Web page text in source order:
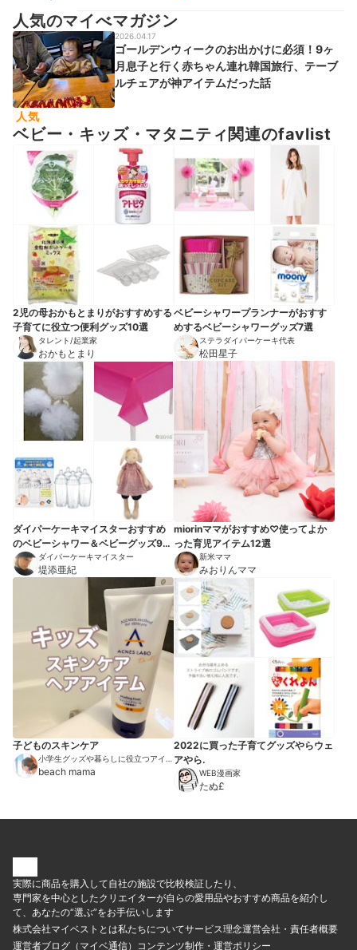
人気のマイべマガジン
2026.04.17
ゴールデンウィークのお出かけに必須！9ヶ
月息子と行く赤ちゃん連れ韓国旅行、テーブ
ルチェアが神アイテムだった話
人気
ベビー・キッズ・マタニティ関連のfavlist
2児の母おかもとまりがおすすめする
子育てに役立つ便利グッズ10選
タレント/起業家
おかもとまり
ベビーシャワープランナーがおすす
めするベビーシャワーグッズ7選
ステラダイパーケーキ代表
松田星子
ダイパーケーキマイスターおすすめ
のベビーシャワー＆ベビーグッズ9選
【プレゼントにも】
ダイパーケーキマイスター
堤添亜紀
miorinママがおすすめ♡使ってよか
った育児アイテム12選
新米ママ
みおりんママ
子どものスキンケア
小学生グッズや暮らしに役立つアイテ
ムを紹介
beach mama
2022に買った子育てグッズやらウェ
アやら.
WEB漫画家
たぬ£
実際に商品を購入して自社の施設で比較検証したり、
専門家を中心としたクリエイターが自らの愛用品やおすすめ商品を紹介し
て、あなたの“選ぶ”をお手伝いします
株式会社マイベストとは私たちについてサービス理念運営会社・責任者概要
運営者ブログ（マイベ通信） コンテンツ制作・運営ポリシー